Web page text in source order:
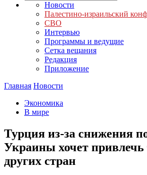
Новости
Палестино-израильский
СВО
Интервью
Программы и ведущие
Сетка вещания
Редакция
Приложение
Главная Новости
Экономика
В мире
Турция из-за снижения
Украины хочет привлечь
других стран